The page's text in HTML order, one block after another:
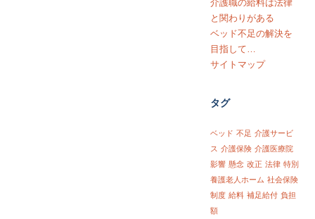
介護職の給料は法律
と関わりがある
ベッド不足の解決を
目指して…
サイトマップ
タグ
ベッド 不足 介護サービ
ス 介護保険 介護医療院
影響 懸念 改正 法律 特別
養護老人ホーム 社会保険
制度 給料 補足給付 負担
額